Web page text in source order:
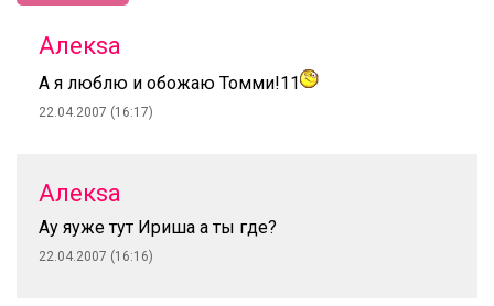
Алекsa
А я люблю и обожаю Томми!11
22.04.2007 (16:17)
Алекsa
Ау яуже тут Ириша а ты где?
22.04.2007 (16:16)